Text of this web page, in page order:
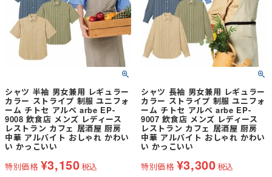
シャツ 半袖 男女兼用 レギュラー
カラー ストライプ 制服 ユニフォ
ーム チトセ アルベ arbe EP-
9008 飲食店 メンズ レディース
レストラン カフェ 居酒屋 厨房
中華 アルバイト おしゃれ かわい
い かっこいい
特別価格 ¥3,150税込
シャツ 長袖 男女兼用 レギュラー
カラー ストライプ 制服 ユニフォ
ーム チトセ アルベ arbe EP-
9007 飲食店 メンズ レディース
レストラン カフェ 居酒屋 厨房
中華 アルバイト おしゃれ かわい
い かっこいい
特別価格 ¥3,300税込